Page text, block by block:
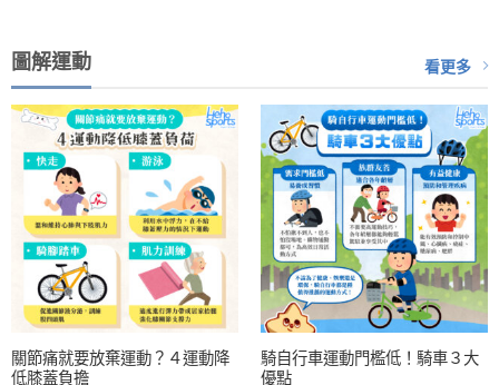
圖解運動 看更多
關節痛就要放棄運動？４運動降
低膝蓋負擔
騎自行車運動門檻低！騎車３大
優點